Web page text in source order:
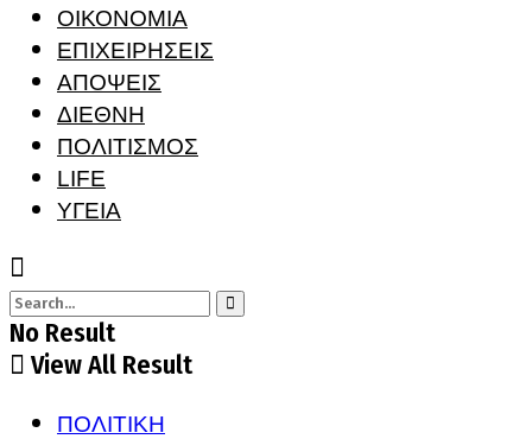
ΟΙΚΟΝΟΜΙΑ
ΕΠΙΧΕΙΡΗΣΕΙΣ
ΑΠΟΨΕΙΣ
ΔΙΕΘΝΗ
ΠΟΛΙΤΙΣΜΟΣ
LIFE
ΥΓΕΙΑ
No Result
View All Result
ΠΟΛΙΤΙΚΗ